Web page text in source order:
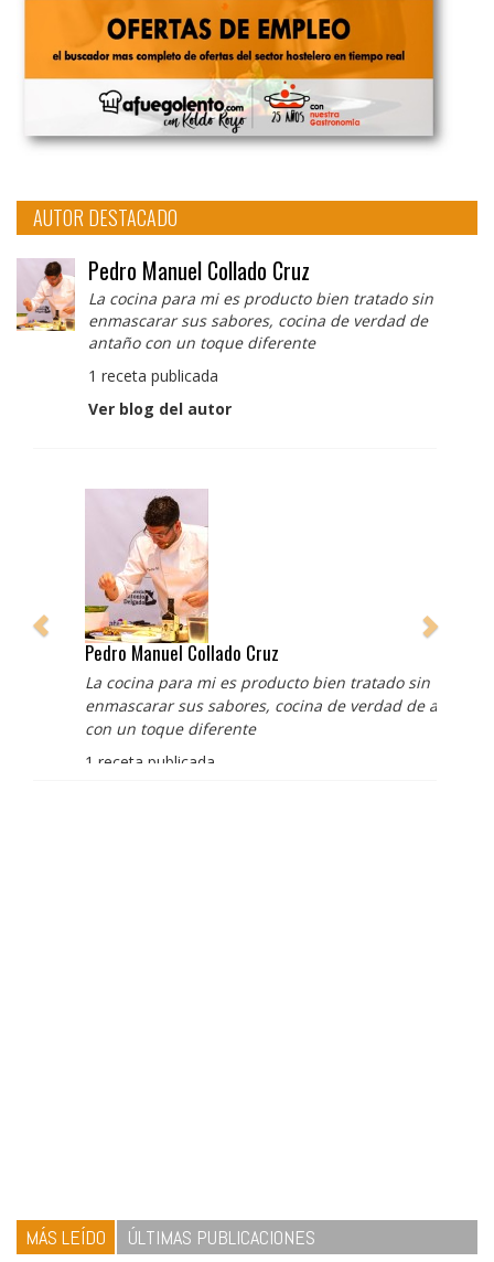
AUTOR DESTACADO
Pedro Manuel Collado Cruz
La cocina para mi es producto bien tratado sin
enmascarar sus sabores, cocina de verdad de
antaño con un toque diferente
1 receta publicada
Ver blog del autor
Pedro Manuel Collado Cruz
La cocina para mi es producto bien tratado sin
enmascarar sus sabores, cocina de verdad de antaño
con un toque diferente
1 receta publicada